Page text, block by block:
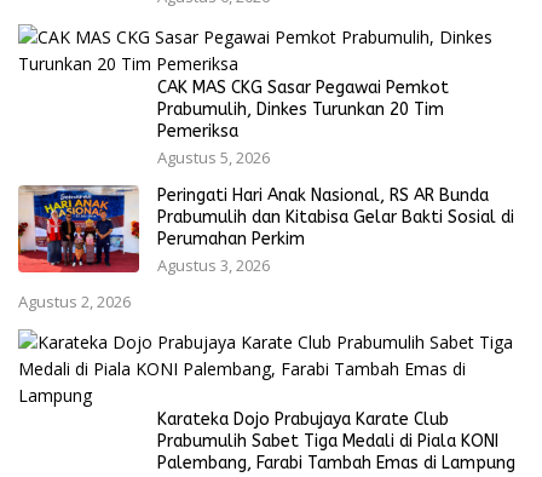
CAK MAS CKG Sasar Pegawai Pemkot
Prabumulih, Dinkes Turunkan 20 Tim
Pemeriksa
Agustus 5, 2026
Peringati Hari Anak Nasional, RS AR Bunda
Prabumulih dan Kitabisa Gelar Bakti Sosial di
Perumahan Perkim
Agustus 3, 2026
Agustus 2, 2026
Karateka Dojo Prabujaya Karate Club
Prabumulih Sabet Tiga Medali di Piala KONI
Palembang, Farabi Tambah Emas di Lampung